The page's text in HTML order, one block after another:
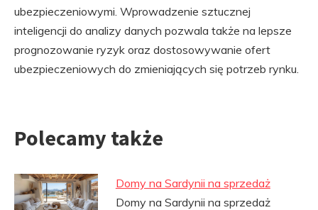
ubezpieczeniowymi. Wprowadzenie sztucznej
inteligencji do analizy danych pozwala także na lepsze
prognozowanie ryzyk oraz dostosowywanie ofert
ubezpieczeniowych do zmieniających się potrzeb rynku.
Polecamy także
Domy na Sardynii na sprzedaż
Domy na Sardynii na sprzedaż